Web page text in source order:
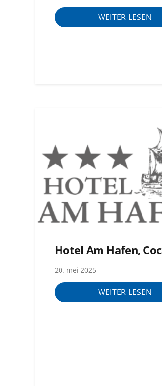
WEITER LESEN
Hotel Am Hafen,
20. mei 2025
WEITER LESEN